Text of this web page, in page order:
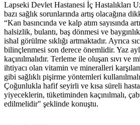
Lapseki Devlet Hastanesi İç Hastalıkları
bazı sağlık sorunlarında artış olacağına
“Kan basıncında ve kalp atım sayısında
halsizlik, bulantı, baş dönmesi ve
ishal görülme sıklığı artmaktadır. Ayrıca
bilinçlenmesi son derece önemlidir. Yaz
kaçınılmalıdır. Terleme ile oluşan sıvı
ihtiyacı olan vitamin ve mineralleri
gibi sağlıklı pişirme yöntemleri
Çoğunlukla hafif seyirli ve kısa süreli
yiyeceklerin, tüketiminden kaçınılmalı,
edilmelidir" şeklinde konuştu.